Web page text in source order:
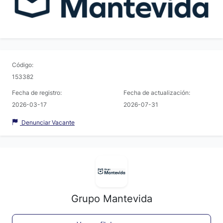
Código:
153382
Fecha de registro:
2026-03-17
Fecha de actualización:
2026-07-31
Denunciar Vacante
Grupo Mantevida